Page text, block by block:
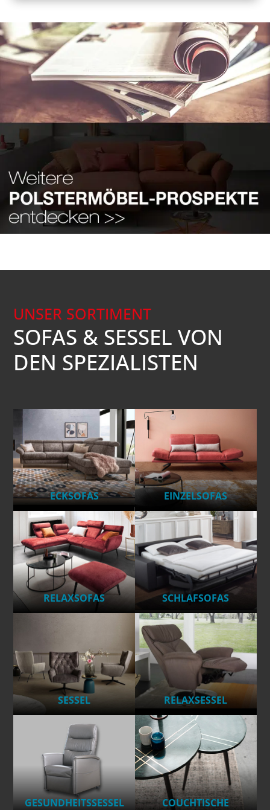
UNSER SORTIMENT
SOFAS & SESSEL VON
DEN SPEZIALISTEN
ECKSOFAS EINZELSOFAS
RELAXSOFAS SCHLAFSOFAS
SESSEL RELAXSESSEL
GESUNDHEITS­­SESSEL COUCHTISCHE